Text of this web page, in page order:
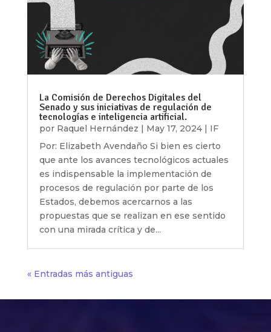
La Comisión de Derechos Digitales del
Senado y sus iniciativas de regulación de
tecnologías e inteligencia artificial.
por Raquel Hernández | May 17, 2024| IF
Por: Elizabeth Avendaño Si bien es cierto
que ante los avances tecnológicos actuales
es indispensable la implementación de
procesos de regulación por parte de los
Estados, debemos acercarnos a las
propuestas que se realizan en ese sentido
con una mirada crítica y de...
« Entradas más antiguas